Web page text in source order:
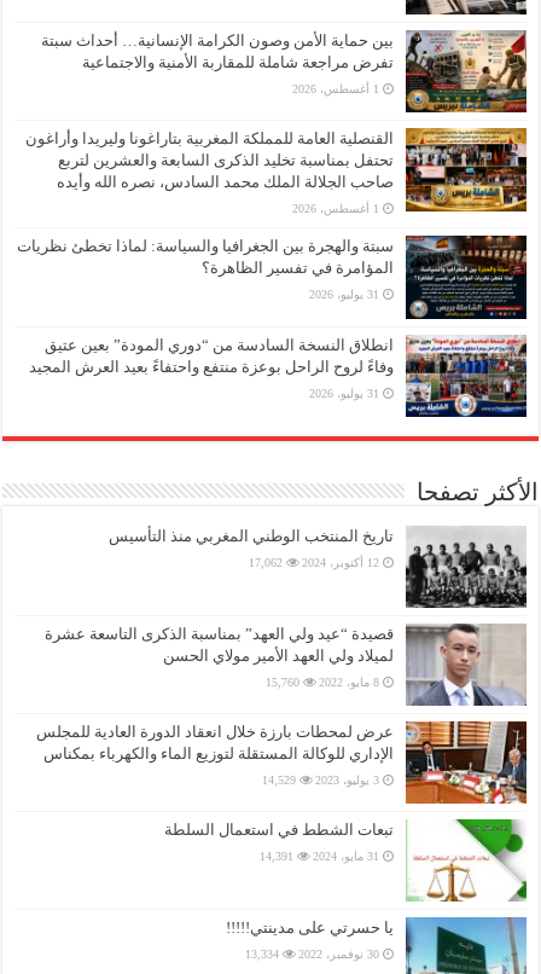
بين حماية الأمن وصون الكرامة الإنسانية… أحداث سبتة
تفرض مراجعة شاملة للمقاربة الأمنية والاجتماعية
1 أغسطس، 2026
القنصلية العامة للمملكة المغربية بتاراغونا وليريدا وأراغون
تحتفل بمناسبة تخليد الذكرى السابعة والعشرين لتربع
صاحب الجلالة الملك محمد السادس، نصره الله وأيده
1 أغسطس، 2026
سبتة والهجرة بين الجغرافيا والسياسة: لماذا تخطئ نظريات
المؤامرة في تفسير الظاهرة؟
31 يوليو، 2026
انطلاق النسخة السادسة من “دوري المودة” بعين عتيق
وفاءً لروح الراحل بوعزة منتفع واحتفاءً بعيد العرش المجيد
31 يوليو، 2026
الأكثر تصفحا
تاريخ المنتخب الوطني المغربي منذ التأسيس
12 أكتوبر، 2024 17,062
قصيدة “عيد ولي العهد” بمناسبة الذكرى التاسعة عشرة
لميلاد ولي العهد الأمير مولاي الحسن
8 مايو، 2022 15,760
عرض لمحطات بارزة خلال انعقاد الدورة العادية للمجلس
الإداري للوكالة المستقلة لتوزيع الماء والكهرباء بمكناس
3 يوليو، 2023 14,529
تبعات الشطط في استعمال السلطة
31 مايو، 2024 14,391
يا حسرتي على مدينتي!!!!!
30 نوفمبر، 2022 13,334